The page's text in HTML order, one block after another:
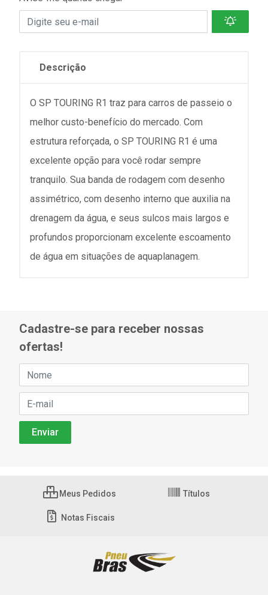
Descrição
O SP TOURING R1 traz para carros de passeio o
melhor custo-benefício do mercado. Com
estrutura reforçada, o SP TOURING R1 é uma
excelente opção para você rodar sempre
tranquilo. Sua banda de rodagem com desenho
assimétrico, com desenho interno que auxilia na
drenagem da água, e seus sulcos mais largos e
profundos proporcionam excelente escoamento
de água em situações de aquaplanagem.
Cadastre-se para receber nossas
ofertas!
Meus Pedidos Títulos
Notas Fiscais